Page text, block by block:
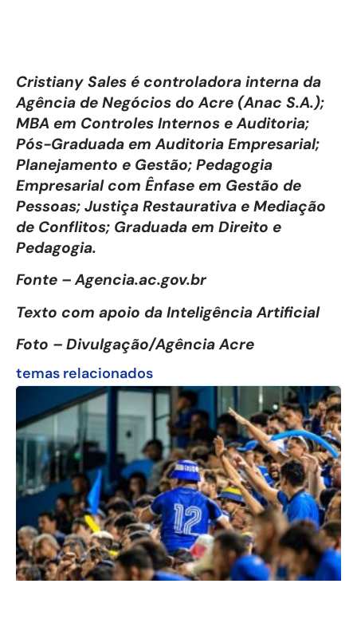
Cristiany Sales é controladora interna da
Agência de Negócios do Acre (Anac S.A.);
MBA em Controles Internos e Auditoria;
Pós-Graduada em Auditoria Empresarial;
Planejamento e Gestão; Pedagogia
Empresarial com Ênfase em Gestão de
Pessoas; Justiça Restaurativa e Mediação
de Conflitos; Graduada em Direito e
Pedagogia.
Fonte – Agencia.ac.gov.br
Texto com apoio da Inteligência Artificial
Foto – Divulgação/Agência Acre
temas relacionados